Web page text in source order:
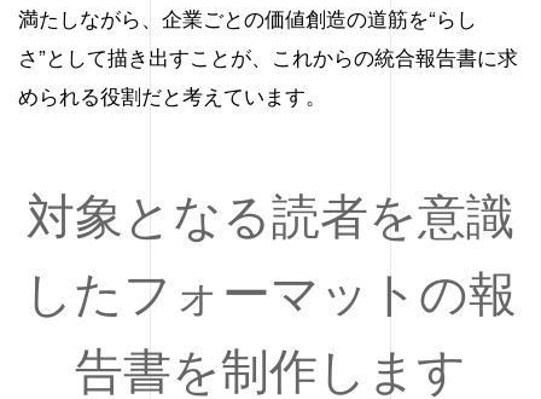
満たしながら、企業ごとの価値創造の道筋を“らし
さ”として描き出すことが、これからの統合報告書に求
められる役割だと考えています。
対象となる読者を意識
したフォーマットの報
告書を制作します